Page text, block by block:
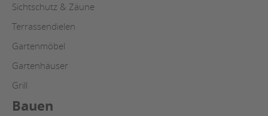
Sichtschutz & Zäune
Terrassendielen
Gartenmöbel
Gartenhäuser
Grill
Bauen